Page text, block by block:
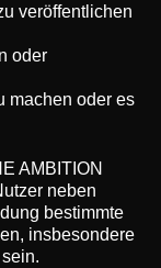
veröffentlichen
oder
machen oder es
AMBITION
neben
bestimmte
insbesondere